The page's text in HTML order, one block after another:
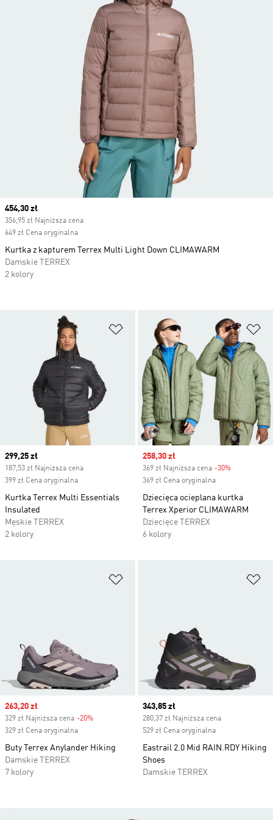
Dodaj do listy życzeń
Current price
299,25 zł
187,53 zł Najniższa cena
399 zł Cena oryginalna
Kurtka Terrex Multi Essentials
Insulated
Męskie TERREX
2 kolory
Sale price
258,30 zł
369 zł Najniższa cena -30%
369 zł Cena oryginalna
Dziecięca ocieplana kurtka
Terrex Xperior CLIMAWARM
Dziecięce TERREX
6 kolory
Sale price
263,20 zł
329 zł Najniższa cena -20%
329 zł Cena oryginalna
Buty Terrex Anylander Hiking
Damskie TERREX
7 kolory
Current price
343,85 zł
280,37 zł Najniższa cena
529 zł Cena oryginalna
Eastrail 2.0 Mid RAIN.RDY Hiking
Shoes
Damskie TERREX
Current price
454,30 zł
356,95 zł Najniższa cena
649 zł Cena oryginalna
Kurtka z kapturem Terrex Multi Light Down CLIMAWARM
Damskie TERREX
2 kolory